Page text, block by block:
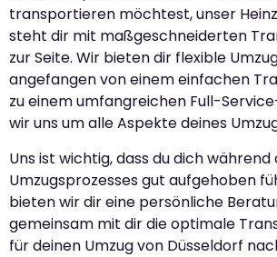
transportieren möchtest, unser
steht dir mit maßgeschneiderten
zur Seite. Wir bieten dir flexible
angefangen von einem einfachen
zu einem umfangreichen Full-
wir uns um alle Aspekte deines
Uns ist wichtig, dass du dich
Umzugsprozesses gut aufgehoben
bieten wir dir eine persönliche
gemeinsam mit dir die optimale
für deinen Umzug von Düsseldorf